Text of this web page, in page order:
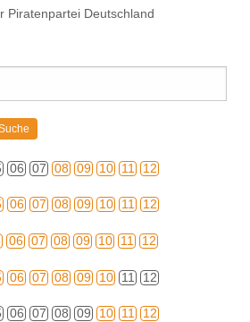
Piratenpartei Deutschland
06 07 08 09 10 11 12
06 07 08 09 10 11 12
06 07 08 09 10 11 12
06 07 08 09 10 11 12
06 07 08 09 10 11 12